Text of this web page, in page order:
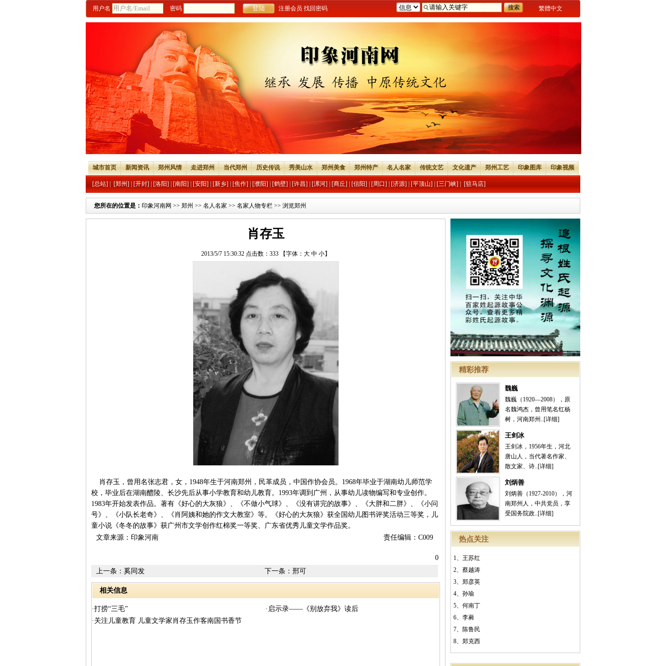
繁體中文
用户名 密码 注册会员 找回密码
城市首页 新闻资讯 郑州风情 走进郑州 当代郑州 历史传说 秀美山水 郑州美食 郑州特产 名人名家 传统文艺 文化遗产 郑州工艺 印象图库 印象视频
[总站] [郑州] [开封] [洛阳] [南阳] [安阳] [新乡] [焦作] [濮阳] [鹤壁] [许昌] [漯河] [商丘] [信阳] [周口] [济源] [平顶山] [三门峡] [驻马店]
您所在的位置是： 印象河南网 >> 郑州 >> 名人名家 >> 名家人物专栏 >> 浏览郑州
精彩推荐
魏巍
魏巍（1920—2008），原
名魏鸿杰，曾用笔名红杨
树，河南郑州..[详细]
王剑冰
王剑冰，1956年生，河北
唐山人，当代著名作家、
散文家、诗..[详细]
刘炳善
刘炳善（1927-2010），河
南郑州人，中共党员，享
受国务院政..[详细]
热点关注
1、 王苏红
2、 蔡越涛
3、 郑彦英
4、 孙瑜
5、 何南丁
6、 李蕤
7、 陈鲁民
8、 郑克西
肖存玉
2013/5/7 15:30:32 点击数： 333 【字体： 大 中 小】
肖存玉，曾用名张志君，女，1948年生于河南郑州，民革成员，中国作协会员。1968年毕业于湖南幼儿师范学
校，毕业后在湖南醴陵、长沙先后从事小学教育和幼儿教育。1993年调到广州，从事幼儿读物编写和专业创作。
1983年开始发表作品。著有《好心的大灰狼》、《不做小气球》、《没有讲完的故事》、《大胖和二胖》、《小问
号》、《小队长老奇》、《肖阿姨和她的作文大教室》等。《好心的大灰狼》获全国幼儿图书评奖活动三等奖，儿
童小说《冬冬的故事》获广州市文学创作红棉奖一等奖、广东省优秀儿童文学作品奖。
责任编辑：C009
文章来源：印象河南
0
下一条： 邢可
上一条： 奚同发
相关信息
·打捞“三毛”
·启示录——《别放弃我》读后
·关注儿童教育 儿童文学家肖存玉作客南国书香节